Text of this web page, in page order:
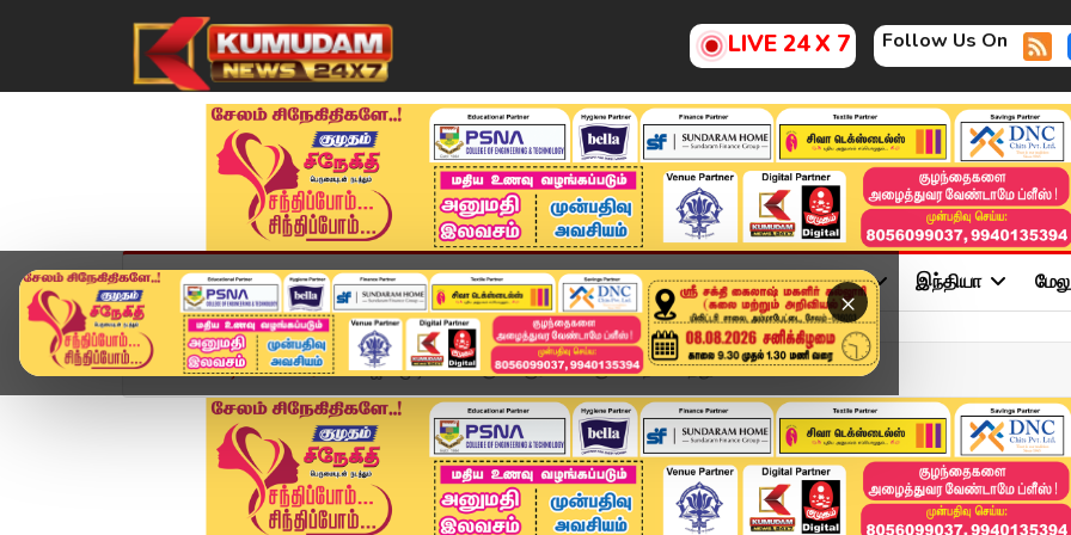
LIVE 24 X 7 Follow Us On
×
முகப்பு விளையாட்டு அண்மை தமிழ்நாடு சினிமா அரசியல் விளையாட்டு இந்தியா
Home வீடியோ ஸ்டோரி விஜய் முடிக்கப்போகும் கரூர் கணக்கு!.பொறி வைத்து...